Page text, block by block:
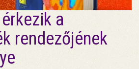
a
rendezőjének